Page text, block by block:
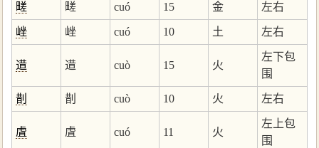
㽨 㽨 cuó 15 金 左右
㟇 㟇 cuó 10 土 左右
逪 逪 cuò 15 火
左下包
围
剒 剒 cuò 10 火 左右
虘 虘 cuó 11 火
左上包
围